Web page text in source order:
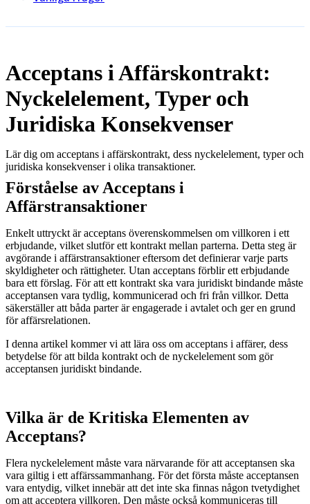
Acceptans i Affärskontrakt:
Nyckelelement, Typer och
Juridiska Konsekvenser
Lär dig om acceptans i affärskontrakt, dess nyckelelement, typer och
juridiska konsekvenser i olika transaktioner.
Förståelse av Acceptans i
Affärstransaktioner
Enkelt uttryckt är acceptans överenskommelsen om villkoren i ett
erbjudande, vilket slutför ett kontrakt mellan parterna. Detta steg är
avgörande i affärstransaktioner eftersom det definierar varje parts
skyldigheter och rättigheter. Utan acceptans förblir ett erbjudande
bara ett förslag. För att ett kontrakt ska vara juridiskt bindande måste
acceptansen vara tydlig, kommunicerad och fri från villkor. Detta
säkerställer att båda parter är engagerade i avtalet och ger en grund
för affärsrelationen.
I denna artikel kommer vi att lära oss om acceptans i affärer, dess
betydelse för att bilda kontrakt och de nyckelelement som gör
acceptansen juridiskt bindande.
Vilka är de Kritiska Elementen av
Acceptans?
Flera nyckelelement måste vara närvarande för att acceptansen ska
vara giltig i ett affärssammanhang. För det första måste acceptansen
vara entydig, vilket innebär att det inte ska finnas någon tvetydighet
om att acceptera villkoren. Den måste också kommuniceras till